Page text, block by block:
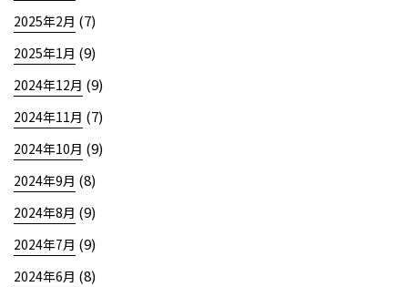
2025年2月 (7)
2025年1月 (9)
2024年12月 (9)
2024年11月 (7)
2024年10月 (9)
2024年9月 (8)
2024年8月 (9)
2024年7月 (9)
2024年6月 (8)